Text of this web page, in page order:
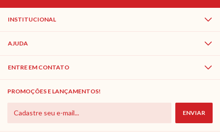
INSTITUCIONAL
AJUDA
ENTRE EM CONTATO
PROMOÇÕES E LANÇAMENTOS!